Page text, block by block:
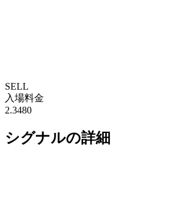
SELL
入場料金
2.3480
シグナルの詳細